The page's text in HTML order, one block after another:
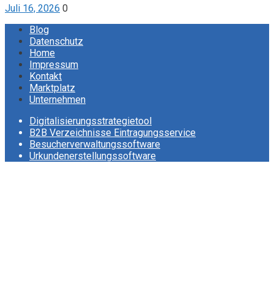
Juli 16, 2026 0
Blog
Datenschutz
Home
Impressum
Kontakt
Marktplatz
Unternehmen
Digitalisierungsstrategietool
B2B Verzeichnisse Eintragungsservice
Besucherverwaltungssoftware
Urkundenerstellungssoftware